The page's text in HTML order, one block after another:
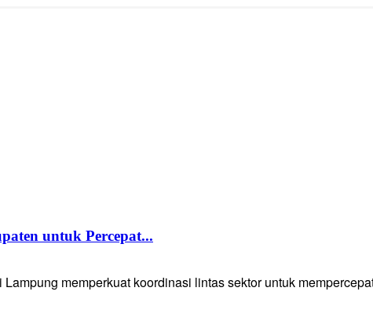
untuk Percepat...
memperkuat koordinasi lintas sektor untuk